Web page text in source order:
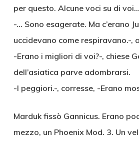
per questo. Alcune voci su di
-… Sono esagerate. Ma c’erano
uccidevano come respiravano.-,
-Erano i migliori di voi?-, chiese
dell’asiatica parve adombrarsi.
-I peggiori.-, corresse, -Erano
Marduk fissò Gannicus. Erano
mezzo, un Phoenix Mod. 3. Un